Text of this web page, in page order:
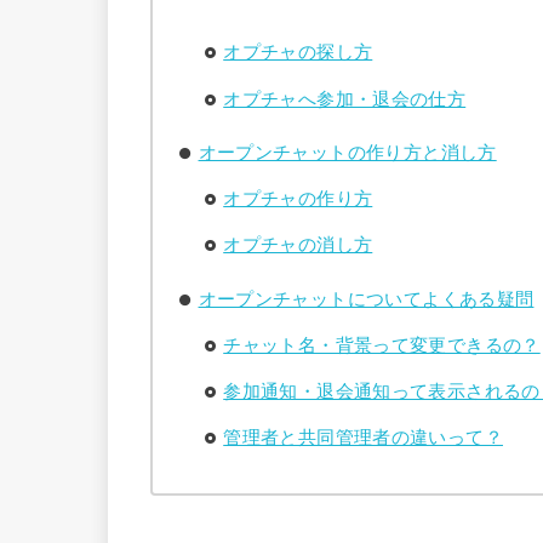
オプチャの探し方
オプチャへ参加・退会の仕方
オープンチャットの作り方と消し方
オプチャの作り方
オプチャの消し方
オープンチャットについてよくある疑問
チャット名・背景って変更できるの？
参加通知・退会通知って表示される
管理者と共同管理者の違いって？